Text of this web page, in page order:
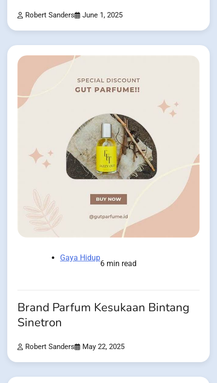
Robert Sanders June 1, 2025
Gaya Hidup
6 min read
Brand Parfum Kesukaan Bintang
Sinetron
Robert Sanders May 22, 2025